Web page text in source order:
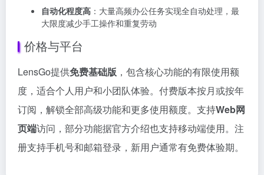
自动化程度高 ：大量高频办公任务实现全自动处理，最
大限度减少手工操作和重复劳动
价格与平台
LensGo提供免费基础版 ，包含核心功能的有限使用额
度，适合个人用户和小团队体验。付费版本按月或按年
订阅，解锁全部高级功能和更多使用额度。支持Web网
页端访问，部分功能据官方介绍也支持移动端使用。注
册支持手机号和邮箱登录，新用户通常有免费体验期。